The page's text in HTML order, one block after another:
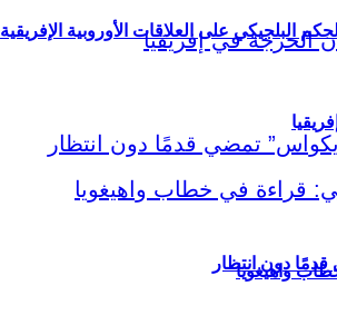
البلجيكي على العلاقات الأوروبية الإفريقية
واهيغويا